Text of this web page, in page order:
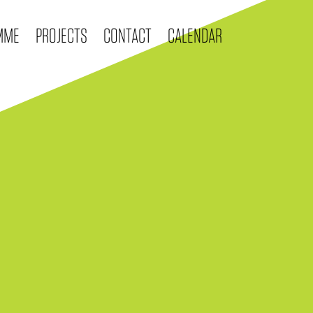
PROJECTS CONTACT CALENDAR